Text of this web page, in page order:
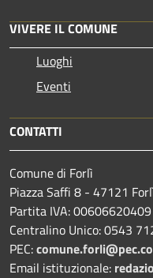
VIVERE IL COMUNE
Luoghi
Eventi
CONTATTI
Comune di Forlì
Piazza Saffi 8 - 47121
Partita IVA: 00606620409
Centralino Unico: 0543
PEC:
Email istituzionale: